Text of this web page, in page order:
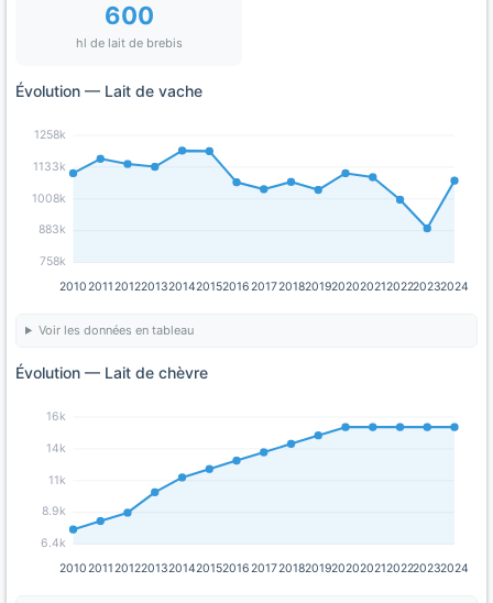
600
hl de lait de brebis
Évolution — Lait de vache
758k
883k
1008k
1133k
1258k
201020112012201320142015201620172018201920202021202220232024
Voir les données en tableau
Évolution — Lait de chèvre
6.4k
8.9k
11k
14k
16k
201020112012201320142015201620172018201920202021202220232024